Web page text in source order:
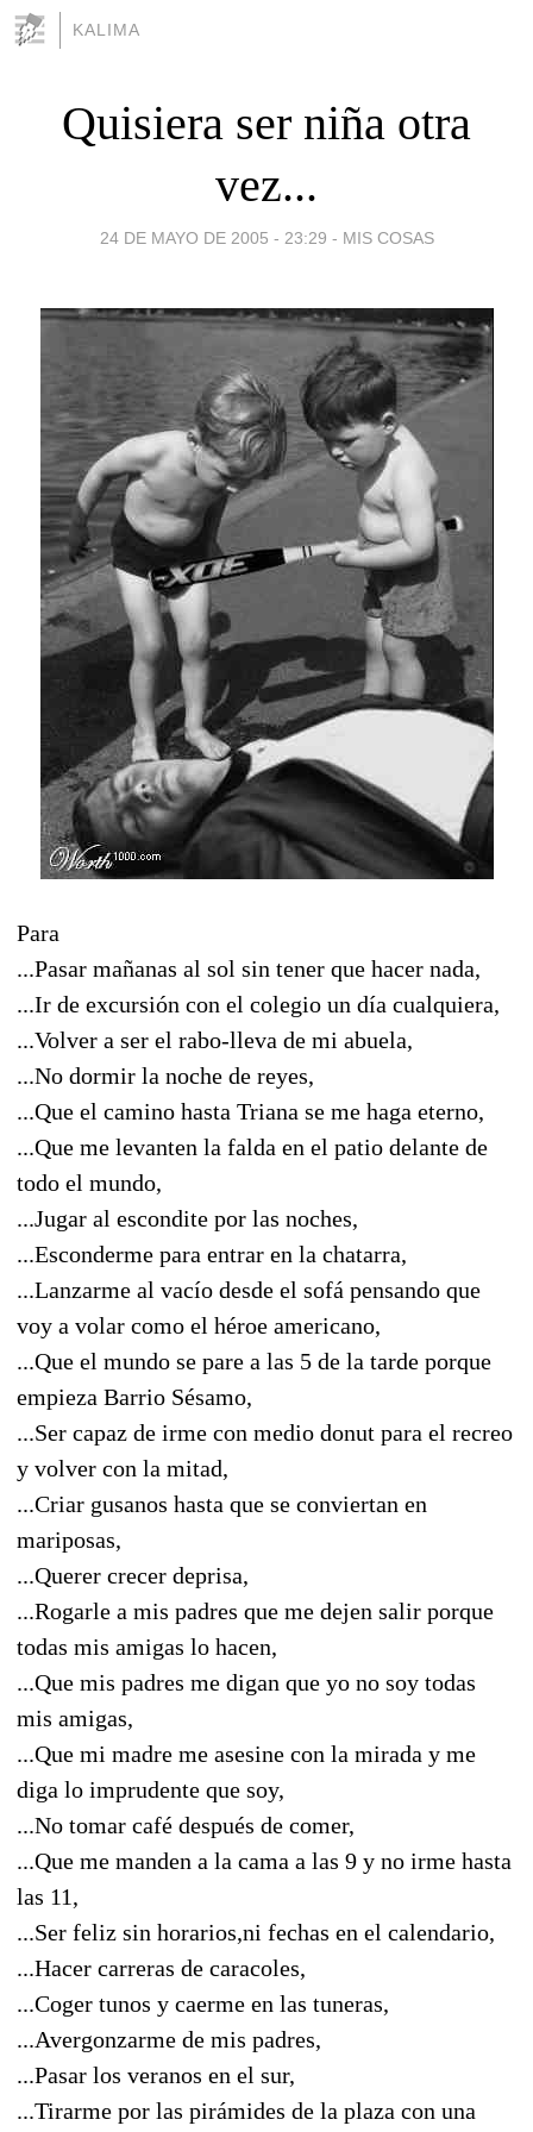
KALIMA
Quisiera ser niña otra
vez...
24 DE MAYO DE 2005 - 23:29 - MIS COSAS
Para
...Pasar mañanas al sol sin tener que hacer nada,
...Ir de excursión con el colegio un día cualquiera,
...Volver a ser el rabo-lleva de mi abuela,
...No dormir la noche de reyes,
...Que el camino hasta Triana se me haga eterno,
...Que me levanten la falda en el patio delante de
todo el mundo,
...Jugar al escondite por las noches,
...Esconderme para entrar en la chatarra,
...Lanzarme al vacío desde el sofá pensando que
voy a volar como el héroe americano,
...Que el mundo se pare a las 5 de la tarde porque
empieza Barrio Sésamo,
...Ser capaz de irme con medio donut para el recreo
y volver con la mitad,
...Criar gusanos hasta que se conviertan en
mariposas,
...Querer crecer deprisa,
...Rogarle a mis padres que me dejen salir porque
todas mis amigas lo hacen,
...Que mis padres me digan que yo no soy todas
mis amigas,
...Que mi madre me asesine con la mirada y me
diga lo imprudente que soy,
...No tomar café después de comer,
...Que me manden a la cama a las 9 y no irme hasta
las 11,
...Ser feliz sin horarios,ni fechas en el calendario,
...Hacer carreras de caracoles,
...Coger tunos y caerme en las tuneras,
...Avergonzarme de mis padres,
...Pasar los veranos en el sur,
...Tirarme por las pirámides de la plaza con una